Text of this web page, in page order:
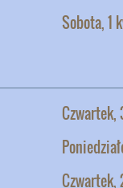
Sobota, 1
Czwartek,
Czwartek,